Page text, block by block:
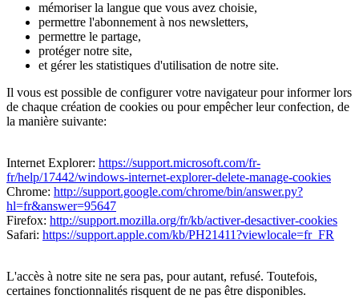
mémoriser la langue que vous avez choisie,
permettre l'abonnement à nos newsletters,
permettre le partage,
protéger notre site,
et gérer les statistiques d'utilisation de notre site.
Il vous est possible de configurer votre navigateur pour informer lors
de chaque création de cookies ou pour empêcher leur confection, de
la manière suivante:
Internet Explorer: https://support.microsoft.com/fr-
fr/help/17442/windows-internet-explorer-delete-manage-cookies
Chrome: http://support.google.com/chrome/bin/answer.py?
hl=fr&answer=95647
Firefox: http://support.mozilla.org/fr/kb/activer-desactiver-cookies
Safari: https://support.apple.com/kb/PH21411?viewlocale=fr_FR
L'accès à notre site ne sera pas, pour autant, refusé. Toutefois,
certaines fonctionnalités risquent de ne pas être disponibles.